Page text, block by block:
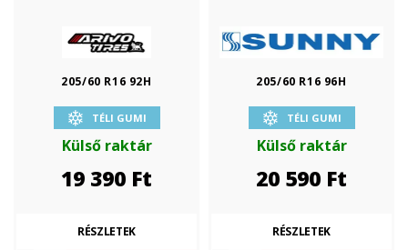
205/60 R16 92H
TÉLI GUMI
Külső raktár
19 390 Ft
RÉSZLETEK
205/60 R16 96H
TÉLI GUMI
Külső raktár
20 590 Ft
RÉSZLETEK